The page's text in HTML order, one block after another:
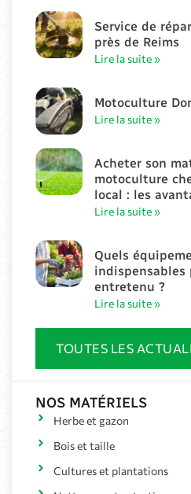
Service de
près de Reims
Lire la suite »
Motoculture
Lire la suite »
Acheter son
motoculture
local : les
Lire la suite »
Quels
entretenu ?
Lire la suite »
TOUTES LES
NOS MATÉRIELS
Herbe et gazon
Bois et taille
Cultures et plantations